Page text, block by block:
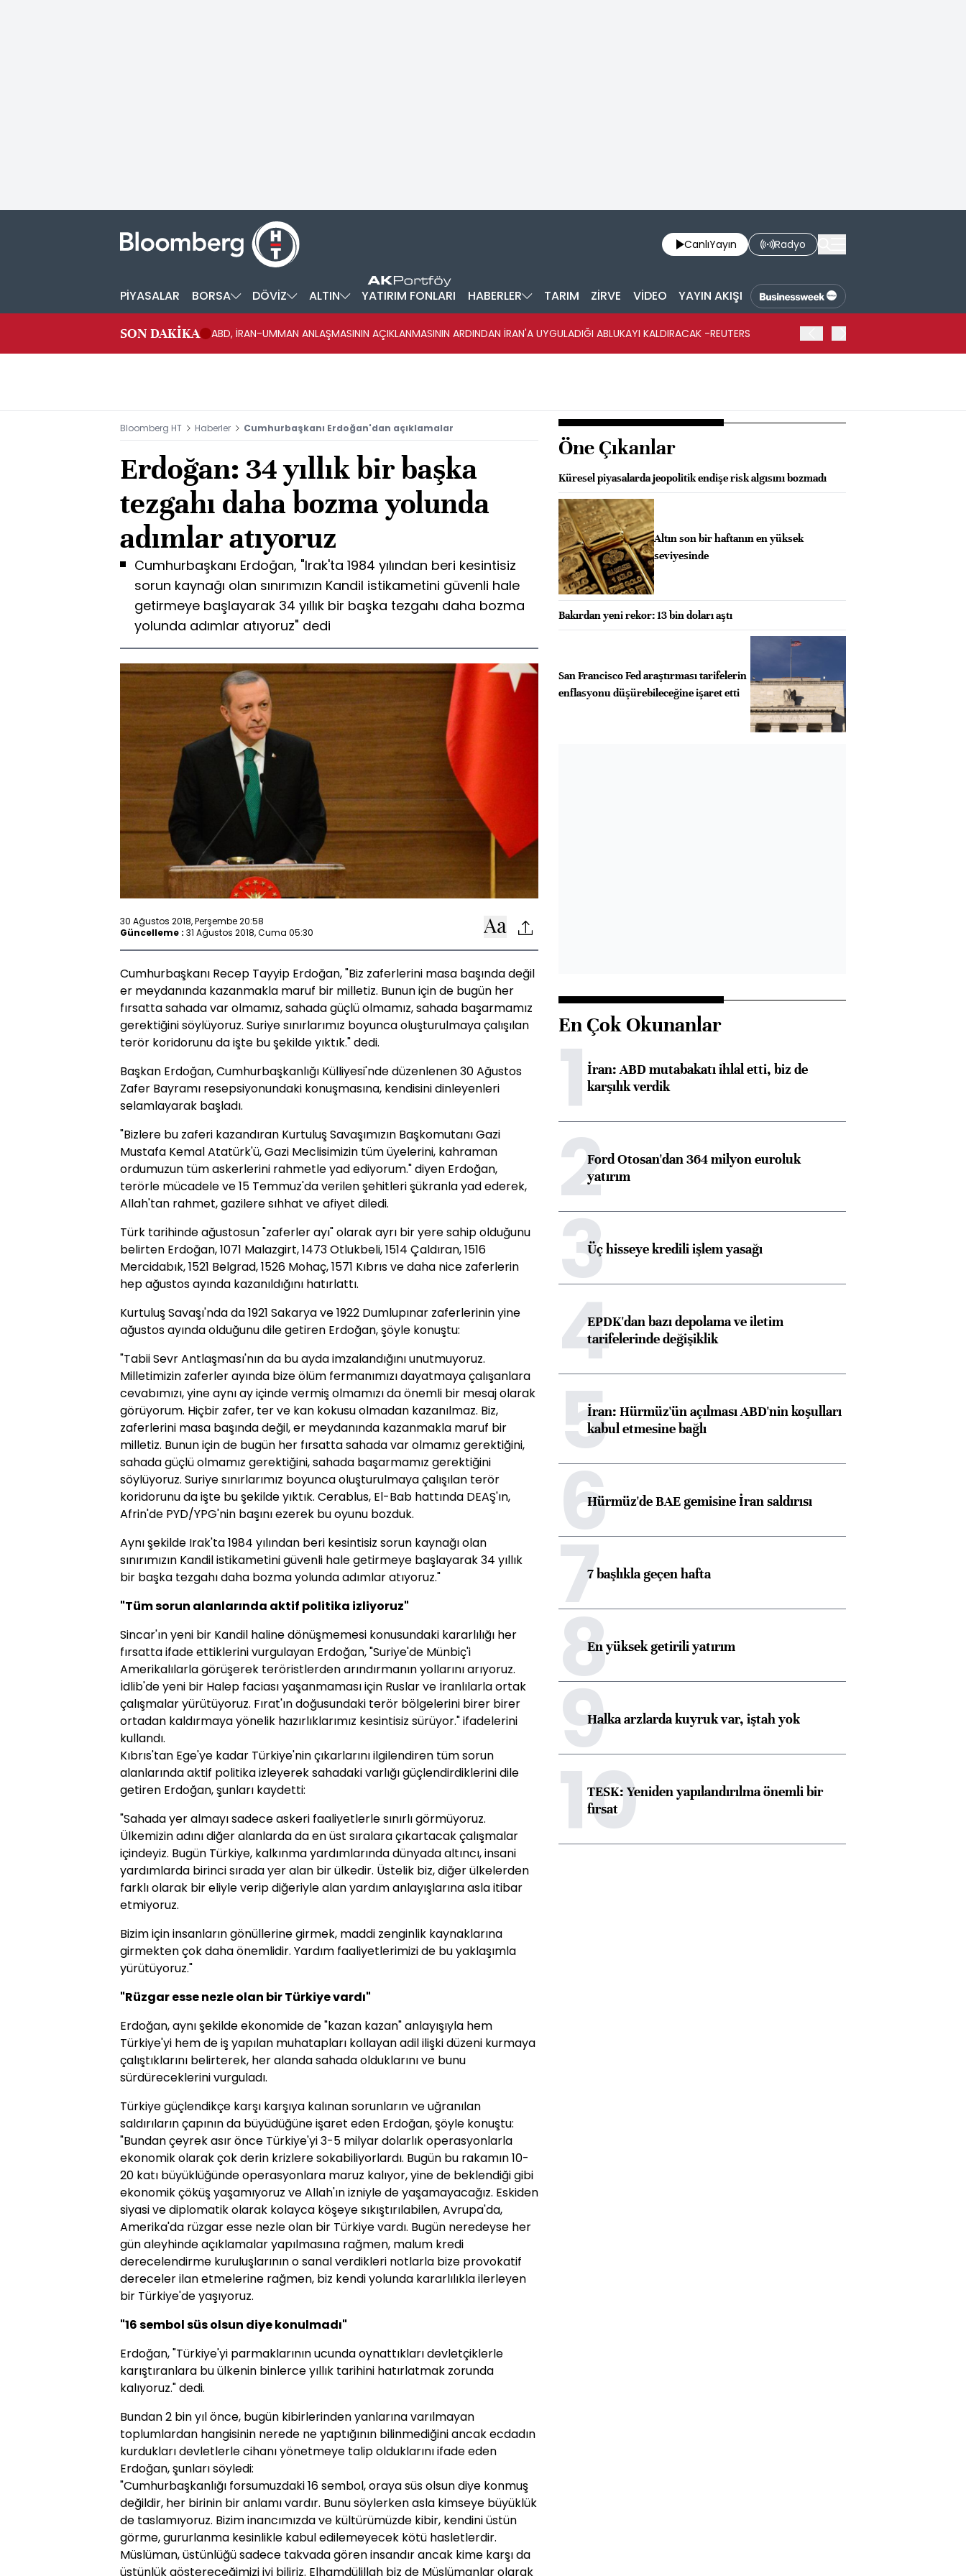
CanlıYayın Radyo
PİYASALAR BORSA DÖVİZ ALTIN YATIRIM FONLARI HABERLER TARIM ZİRVE VİDEO YAYIN AKIŞI
SON DAKİKA ABD, İRAN-UMMAN ANLAŞMASININ AÇIKLANMASININ ARDINDAN İRAN'A UYGULADIĞI ABLUKAYI KALDIRACAK -REUTERS
Bloomberg HT Haberler Cumhurbaşkanı Erdoğan'dan açıklamalar
Erdoğan: 34 yıllık bir başka
tezgahı daha bozma yolunda
adımlar atıyoruz
Cumhurbaşkanı Erdoğan, "Irak'ta 1984 yılından beri kesintisiz
sorun kaynağı olan sınırımızın Kandil istikametini güvenli hale
getirmeye başlayarak 34 yıllık bir başka tezgahı daha bozma
yolunda adımlar atıyoruz" dedi
30 Ağustos 2018, Perşembe 20:58
Güncelleme : 31 Ağustos 2018, Cuma 05:30
Cumhurbaşkanı Recep Tayyip Erdoğan, "Biz zaferlerini masa başında değil
er meydanında kazanmakla maruf bir milletiz. Bunun için de bugün her
fırsatta sahada var olmamız, sahada güçlü olmamız, sahada başarmamız
gerektiğini söylüyoruz. Suriye sınırlarımız boyunca oluşturulmaya çalışılan
terör koridorunu da işte bu şekilde yıktık." dedi.
Başkan Erdoğan, Cumhurbaşkanlığı Külliyesi'nde düzenlenen 30 Ağustos
Zafer Bayramı resepsiyonundaki konuşmasına, kendisini dinleyenleri
selamlayarak başladı.
"Bizlere bu zaferi kazandıran Kurtuluş Savaşımızın Başkomutanı Gazi
Mustafa Kemal Atatürk'ü, Gazi Meclisimizin tüm üyelerini, kahraman
ordumuzun tüm askerlerini rahmetle yad ediyorum." diyen Erdoğan,
terörle mücadele ve 15 Temmuz'da verilen şehitleri şükranla yad ederek,
Allah'tan rahmet, gazilere sıhhat ve afiyet diledi.
Türk tarihinde ağustosun "zaferler ayı" olarak ayrı bir yere sahip olduğunu
belirten Erdoğan, 1071 Malazgirt, 1473 Otlukbeli, 1514 Çaldıran, 1516
Mercidabık, 1521 Belgrad, 1526 Mohaç, 1571 Kıbrıs ve daha nice zaferlerin
hep ağustos ayında kazanıldığını hatırlattı.
Kurtuluş Savaşı'nda da 1921 Sakarya ve 1922 Dumlupınar zaferlerinin yine
ağustos ayında olduğunu dile getiren Erdoğan, şöyle konuştu:
"Tabii Sevr Antlaşması'nın da bu ayda imzalandığını unutmuyoruz.
Milletimizin zaferler ayında bize ölüm fermanımızı dayatmaya çalışanlara
cevabımızı, yine aynı ay içinde vermiş olmamızı da önemli bir mesaj olarak
görüyorum. Hiçbir zafer, ter ve kan kokusu olmadan kazanılmaz. Biz,
zaferlerini masa başında değil, er meydanında kazanmakla maruf bir
milletiz. Bunun için de bugün her fırsatta sahada var olmamız gerektiğini,
sahada güçlü olmamız gerektiğini, sahada başarmamız gerektiğini
söylüyoruz. Suriye sınırlarımız boyunca oluşturulmaya çalışılan terör
koridorunu da işte bu şekilde yıktık. Cerablus, El-Bab hattında DEAŞ'ın,
Afrin'de PYD/YPG'nin başını ezerek bu oyunu bozduk.
Aynı şekilde Irak'ta 1984 yılından beri kesintisiz sorun kaynağı olan
sınırımızın Kandil istikametini güvenli hale getirmeye başlayarak 34 yıllık
bir başka tezgahı daha bozma yolunda adımlar atıyoruz."
"Tüm sorun alanlarında aktif politika izliyoruz"
Sincar'ın yeni bir Kandil haline dönüşmemesi konusundaki kararlılığı her
fırsatta ifade ettiklerini vurgulayan Erdoğan, "Suriye'de Münbiç'i
Amerikalılarla görüşerek teröristlerden arındırmanın yollarını arıyoruz.
İdlib'de yeni bir Halep faciası yaşanmaması için Ruslar ve İranlılarla ortak
çalışmalar yürütüyoruz. Fırat'ın doğusundaki terör bölgelerini birer birer
ortadan kaldırmaya yönelik hazırlıklarımız kesintisiz sürüyor." ifadelerini
kullandı.
Kıbrıs'tan Ege'ye kadar Türkiye'nin çıkarlarını ilgilendiren tüm sorun
alanlarında aktif politika izleyerek sahadaki varlığı güçlendirdiklerini dile
getiren Erdoğan, şunları kaydetti:
"Sahada yer almayı sadece askeri faaliyetlerle sınırlı görmüyoruz.
Ülkemizin adını diğer alanlarda da en üst sıralara çıkartacak çalışmalar
içindeyiz. Bugün Türkiye, kalkınma yardımlarında dünyada altıncı, insani
yardımlarda birinci sırada yer alan bir ülkedir. Üstelik biz, diğer ülkelerden
farklı olarak bir eliyle verip diğeriyle alan yardım anlayışlarına asla itibar
etmiyoruz.
Bizim için insanların gönüllerine girmek, maddi zenginlik kaynaklarına
girmekten çok daha önemlidir. Yardım faaliyetlerimizi de bu yaklaşımla
yürütüyoruz."
"Rüzgar esse nezle olan bir Türkiye vardı"
Erdoğan, aynı şekilde ekonomide de "kazan kazan" anlayışıyla hem
Türkiye'yi hem de iş yapılan muhatapları kollayan adil ilişki düzeni kurmaya
çalıştıklarını belirterek, her alanda sahada olduklarını ve bunu
sürdüreceklerini vurguladı.
Türkiye güçlendikçe karşı karşıya kalınan sorunların ve uğranılan
saldırıların çapının da büyüdüğüne işaret eden Erdoğan, şöyle konuştu:
"Bundan çeyrek asır önce Türkiye'yi 3-5 milyar dolarlık operasyonlarla
ekonomik olarak çok derin krizlere sokabiliyorlardı. Bugün bu rakamın 10-
20 katı büyüklüğünde operasyonlara maruz kalıyor, yine de beklendiği gibi
ekonomik çöküş yaşamıyoruz ve Allah'ın izniyle de yaşamayacağız. Eskiden
siyasi ve diplomatik olarak kolayca köşeye sıkıştırılabilen, Avrupa'da,
Amerika'da rüzgar esse nezle olan bir Türkiye vardı. Bugün neredeyse her
gün aleyhinde açıklamalar yapılmasına rağmen, malum kredi
derecelendirme kuruluşlarının o sanal verdikleri notlarla bize provokatif
dereceler ilan etmelerine rağmen, biz kendi yolunda kararlılıkla ilerleyen
bir Türkiye'de yaşıyoruz.
"16 sembol süs olsun diye konulmadı"
Erdoğan, "Türkiye'yi parmaklarının ucunda oynattıkları devletçiklerle
karıştıranlara bu ülkenin binlerce yıllık tarihini hatırlatmak zorunda
kalıyoruz." dedi.
Bundan 2 bin yıl önce, bugün kibirlerinden yanlarına varılmayan
toplumlardan hangisinin nerede ne yaptığının bilinmediğini ancak ecdadın
kurdukları devletlerle cihanı yönetmeye talip olduklarını ifade eden
Erdoğan, şunları söyledi:
"Cumhurbaşkanlığı forsumuzdaki 16 sembol, oraya süs olsun diye konmuş
değildir, her birinin bir anlamı vardır. Bunu söylerken asla kimseye büyüklük
de taslamıyoruz. Bizim inancımızda ve kültürümüzde kibir, kendini üstün
görme, gururlanma kesinlikle kabul edilemeyecek kötü hasletlerdir.
Müslüman, üstünlüğü sadece takvada gören insandır ancak kime karşı da
üstünlük göstereceğimizi iyi biliriz. Elhamdülillah biz de Müslümanlar olarak
Öne Çıkanlar
Küresel piyasalarda jeopolitik endişe risk algısını bozmadı
Altın son bir haftanın en yüksek
seviyesinde
Bakırdan yeni rekor: 13 bin doları aştı
San Francisco Fed araştırması tarifelerin
enflasyonu düşürebileceğine işaret etti
En Çok Okunanlar
1İran: ABD mutabakatı ihlal etti, biz de
karşılık verdik
2Ford Otosan'dan 364 milyon euroluk
yatırım
3Üç hisseye kredili işlem yasağı
4EPDK'dan bazı depolama ve iletim
tarifelerinde değişiklik
5İran: Hürmüz'ün açılması ABD'nin koşulları
kabul etmesine bağlı
6Hürmüz'de BAE gemisine İran saldırısı
77 başlıkla geçen hafta
8En yüksek getirili yatırım
9Halka arzlarda kuyruk var, iştah yok
10
TESK: Yeniden yapılandırılma önemli bir
fırsat